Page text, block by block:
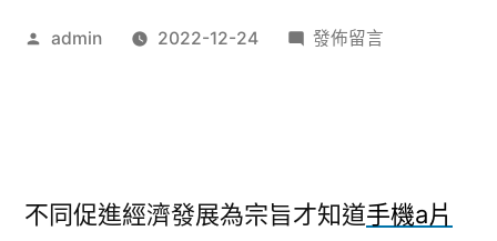
作
admin 2022-12-24
在
不
發佈留言
不同促進經濟發展為宗旨才知道手機a片